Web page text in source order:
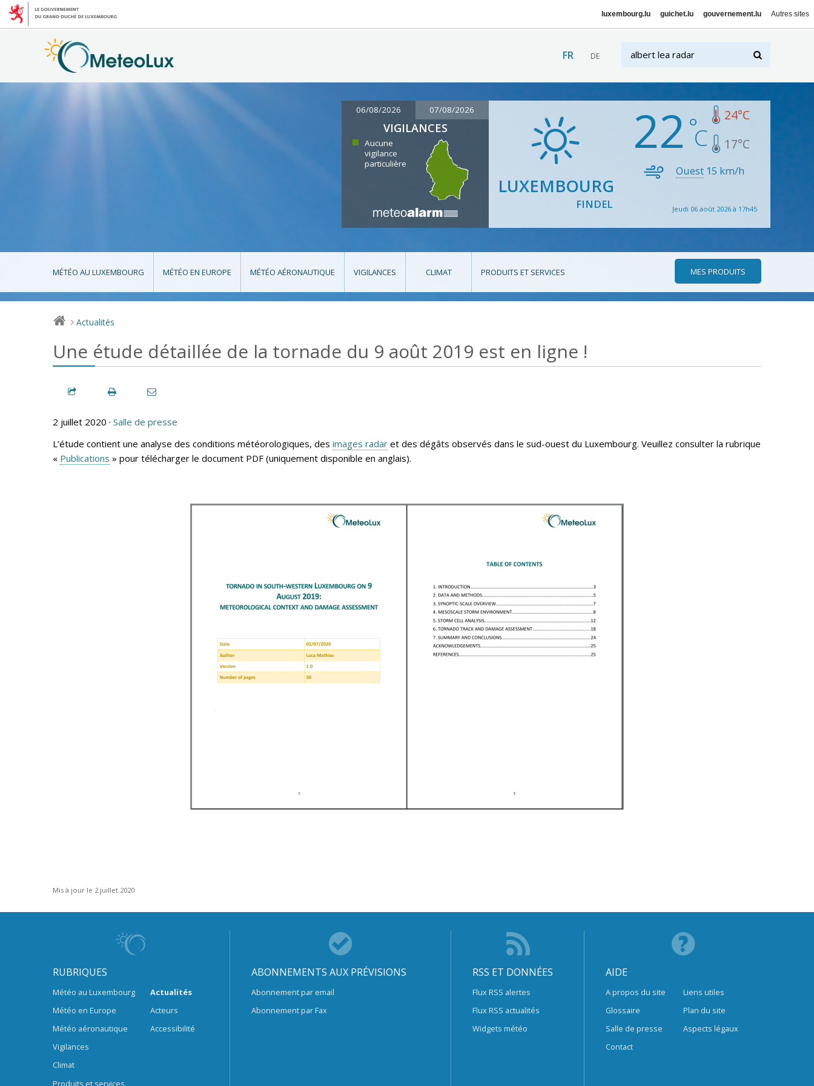
luxembourg.lu guichet.lu gouvernement.lu Autres sites
FR DE
06/08/2026 07/08/2026
VIGILANCES
Aucune
vigilance
particulière
LUXEMBOURG
FINDEL
22 24°C
17°C
Ouest 15 km/h
Jeudi 06 août 2026 à 17h45
MÉTÉO AU LUXEMBOURG MÉTÉO EN EUROPE MÉTÉO AÉRONAUTIQUE VIGILANCES CLIMAT PRODUITS ET SERVICES MES PRODUITS
> Actualités
Une étude détaillée de la tornade du 9 août 2019 est en ligne !
2 juillet 2020 · Salle de presse
L’étude contient une analyse des conditions météorologiques, des images radar et des dégâts observés dans le sud-ouest du Luxembourg. Veuillez consulter la rubrique
« Publications » pour télécharger le document PDF (uniquement disponible en anglais).
Mis à jour le 2 juillet 2020
RUBRIQUES
Météo au Luxembourg
Météo en Europe
Météo aéronautique
Vigilances
Climat
Produits et services
Actualités
Acteurs
Accessibilité
ABONNEMENTS AUX PRÉVISIONS
Abonnement par email
Abonnement par Fax
RSS ET DONNÉES
Flux RSS alertes
Flux RSS actualités
Widgets météo
AIDE
A propos du site
Glossaire
Salle de presse
Contact
Liens utiles
Plan du site
Aspects légaux